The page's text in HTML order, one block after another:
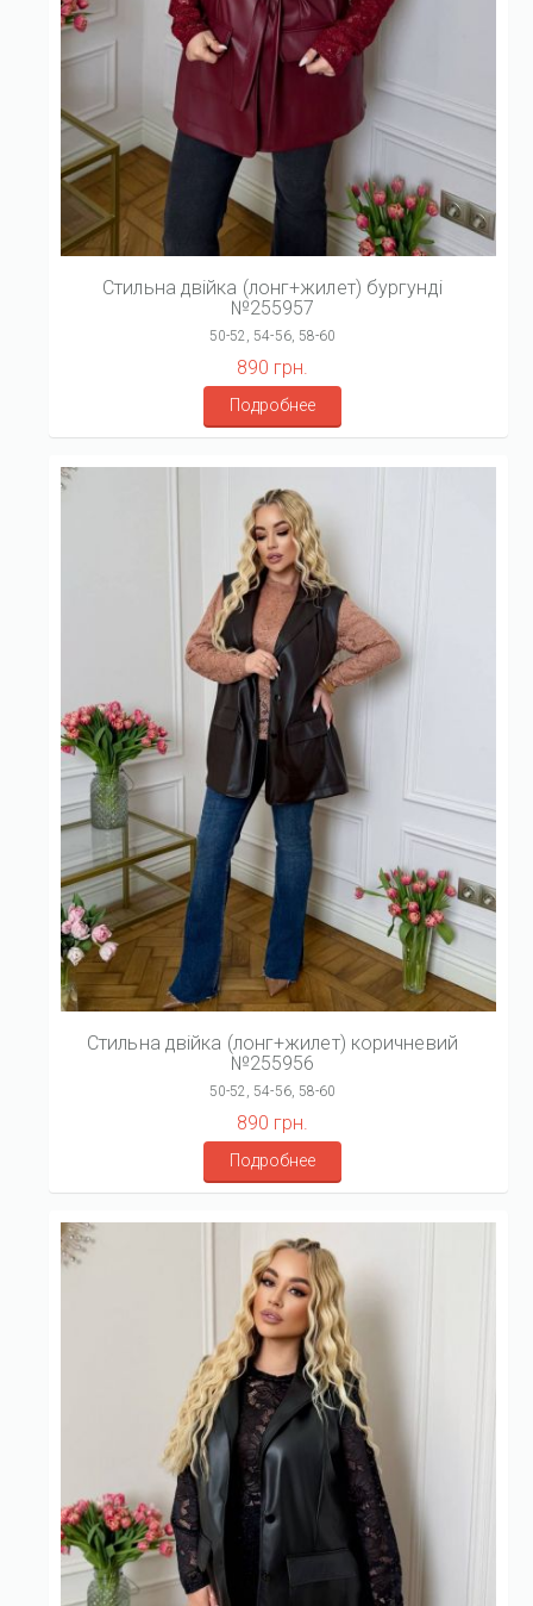
Стильна двійка (лонг+жилет) бургунді
№255957
50-52, 54-56, 58-60
890 грн.
Подробнее
Стильна двійка (лонг+жилет) коричневий
№255956
50-52, 54-56, 58-60
890 грн.
Подробнее